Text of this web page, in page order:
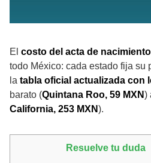
El costo del acta de
todo México: cada estado fija su
la tabla oficial actualizada con
barato (Quintana Roo, 59 MXN)
California, 253 MXN).
Resuelve tu duda